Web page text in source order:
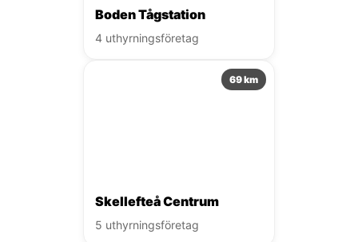
Boden Tågstation
4 uthyrningsföretag
69 km
Skellefteå Centrum
5 uthyrningsföretag